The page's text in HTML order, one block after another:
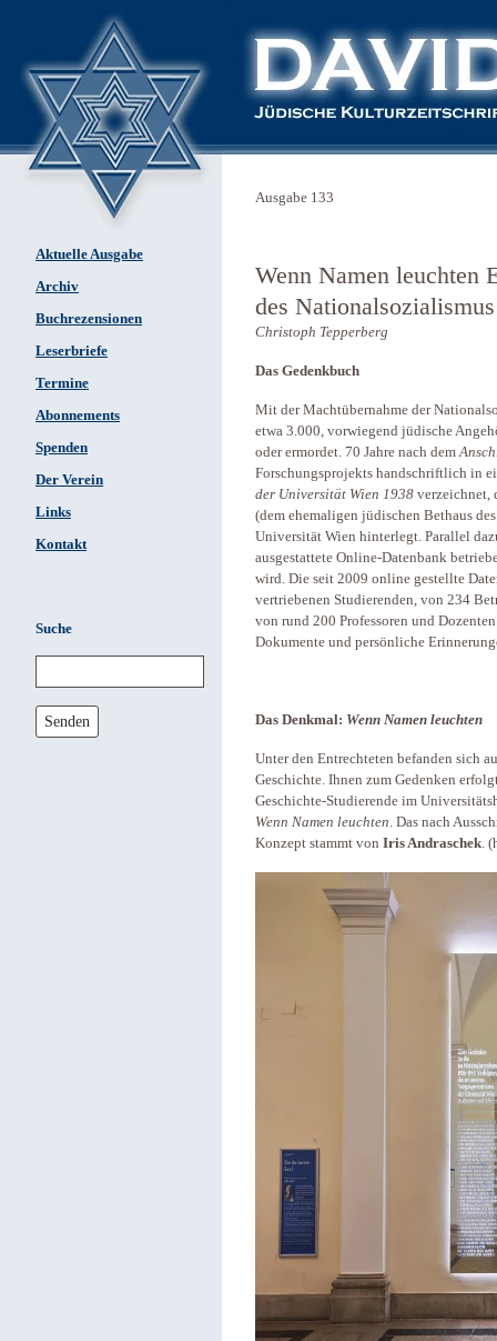
Aktuelle Ausgabe
Archiv
Buchrezensionen
Leserbriefe
Termine
Abonnements
Spenden
Der Verein
Links
Kontakt
Suche
Senden
Ausgabe 133
Wenn Namen leuchten
des
Christoph Tepperberg
Das Gedenkbuch
Mit der Machtübernahme der
etwa 3.000, vorwiegend jüdische
oder ermordet. 70 Jahre nach dem
Forschungsprojekts handschriftlich in
der Universität Wien 1938 verzeichnet,
(dem ehemaligen jüdischen Bethaus
Universität Wien hinterlegt. Parallel
ausgestattete Online-Datenbank
wird. Die seit 2009 online gestellte
vertriebenen Studierenden, von 234
von rund 200 Professoren und
Dokumente und persönliche
Das Denkmal: Wenn Namen leuchten
Unter den Entrechteten befanden sich
Geschichte. Ihnen zum Gedenken
Geschichte-Studierende im
Wenn Namen leuchten. Das nach
Konzept stammt von Iris Andraschek.